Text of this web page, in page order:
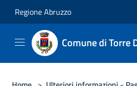
Regione Abruzzo
Comune di Torre